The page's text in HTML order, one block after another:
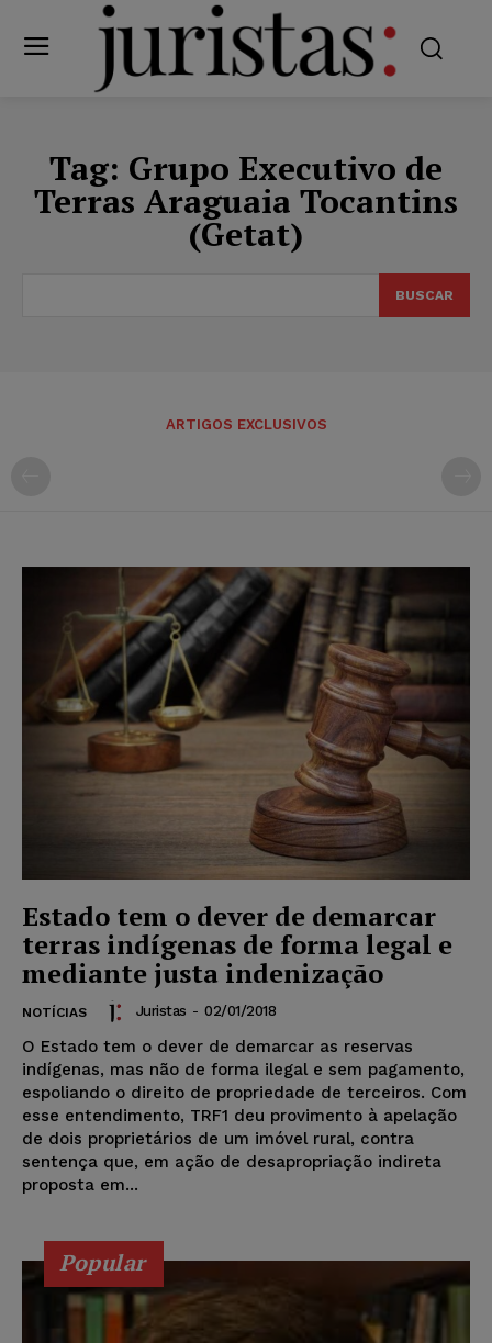
Tag: Grupo Executivo de
Terras Araguaia Tocantins
(Getat)
BUSCAR
ARTIGOS EXCLUSIVOS
Estado tem o dever de demarcar
terras indígenas de forma legal e
mediante justa indenização
NOTÍCIAS Juristas - 02/01/2018
O Estado tem o dever de demarcar as reservas
indígenas, mas não de forma ilegal e sem pagamento,
espoliando o direito de propriedade de terceiros. Com
esse entendimento, TRF1 deu provimento à apelação
de dois proprietários de um imóvel rural, contra
sentença que, em ação de desapropriação indireta
proposta em...
Popular